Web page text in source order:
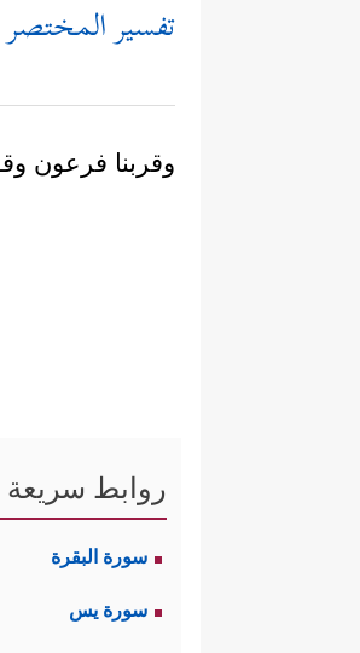
تفسير المختصر
وقربنا فرعون
روابط سريعة
سورة البقرة
سورة يس